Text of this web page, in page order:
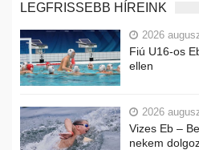
LEGFRISSEBB HÍREINK
2026
Fiú U16-os
ellen
2026
Vizes Eb –
nekem